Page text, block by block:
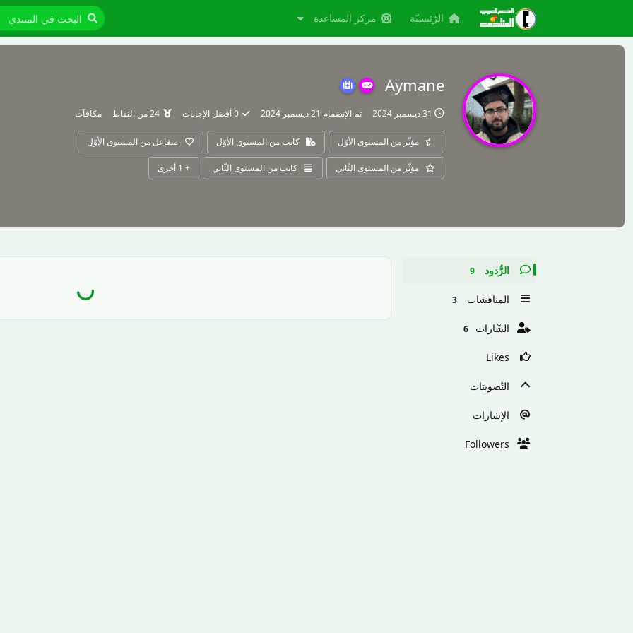
الرّئيسيّة مركز المساعدة
Aymane
31 ديسمبر 2024 تم الإنضمام 21 ديسمبر 2024 0أفضل الإجابات 24من النقاط مكافآت
مؤثّر من المستوى الأوّل كاتب من المستوى الأوّل متفاعل من المستوى الأوّل
مؤثّر من المستوى الثّاني كاتب من المستوى الثّاني +
1 أخرى
الرُّدود 9
المناقشات 3
الشّارات 6
Likes
التّصويتات
الإشارات
Followers